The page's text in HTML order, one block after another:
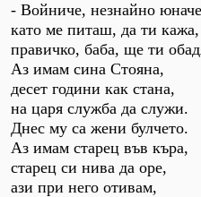
- Войниче, незнайно
като ме питаш, да ти кажа,
правичко, баба, ще ти
Аз имам сина Стояна,
десет години как стана,
на царя служба да служи.
Днес му са жени булчето.
Аз имам старец във къра,
старец си нива да оре,
ази при него отивам,